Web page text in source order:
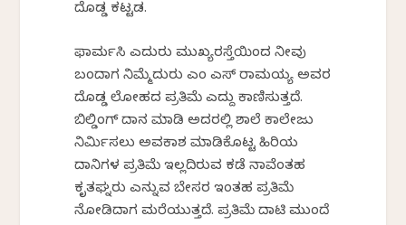
ದೊಡ್ಡ ಕಟ್ಟಡ.
ಫಾರ್ಮಸಿ ಎದುರು ಮುಖ್ಯರಸ್ತೆಯಿಂದ ನೀವು
ಬಂದಾಗ ನಿಮ್ಮೆದುರು ಎಂ ಎಸ್ ರಾಮಯ್ಯ ಅವರ
ದೊಡ್ಡ ಲೋಹದ ಪ್ರತಿಮೆ ಎದ್ದು ಕಾಣಿಸುತ್ತದೆ.
ಬಿಲ್ಡಿಂಗ್ ದಾನ ಮಾಡಿ ಅದರಲ್ಲಿ ಶಾಲೆ ಕಾಲೇಜು
ನಿರ್ಮಿಸಲು ಅವಕಾಶ ಮಾಡಿಕೊಟ್ಟ ಹಿರಿಯ
ದಾನಿಗಳ ಪ್ರತಿಮೆ ಇಲ್ಲದಿರುವ ಕಡೆ ನಾವೆಂತಹ
ಕೃತಘ್ನರು ಎನ್ನುವ ಬೇಸರ ಇಂತಹ ಪ್ರತಿಮೆ
ನೋಡಿದಾಗ ಮರೆಯುತ್ತದೆ. ಪ್ರತಿಮೆ ದಾಟಿ ಮುಂದೆ